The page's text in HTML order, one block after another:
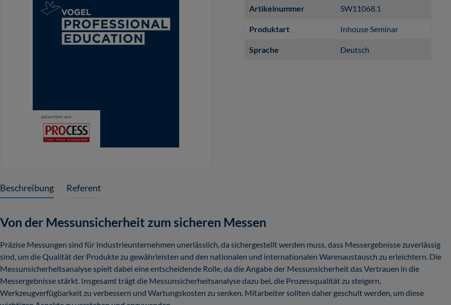
Artikelnummer SW11068.1
Produktart Inhouse Seminar
Sprache Deutsch
Beschreibung Referent
Von der Messunsicherheit zum sicheren Messen
Präzise Messungen sind für Industrieunternehmen unerlässlich, da sichergestellt werden muss, dass Messergebnisse zuverlässig
sind, um die Qualität der Produkte zu gewährleisten und den nationalen und internationalen Warenaustausch zu erleichtern. Die
Messunsicherheitsanalyse spielt dabei eine entscheidende Rolle, da die Angabe der Messunsicherheit das Vertrauen in die
Messergebnisse stärkt. Insgesamt trägt die Messunsicherheitsanalyse dazu bei, die Prozessqualität zu steigern,
Werkzeugverfügbarkeit zu verbessern und Wartungskosten zu senken. Mitarbeiter sollten daher geschult werden, um diese